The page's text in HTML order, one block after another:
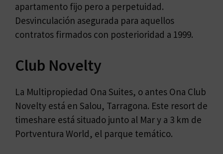
apartamento fijo pero a perpetuidad.
Desvinculación asegurada para aquellos
contratos firmados con posterioridad a 1999.
Club Novelty
La Multipropiedad Ona Suites, o antes Ona Club
Novelty está en Salou, Tarragona. Este resort de
timeshare está situado junto al Mar y a 3 km de
Portventura World, el parque temático.